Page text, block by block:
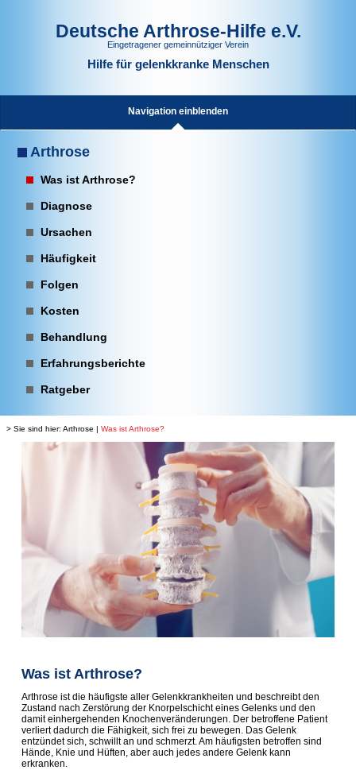
Deutsche Arthrose-Hilfe e.V.
Eingetragener gemeinnütziger Verein
Hilfe für gelenkkranke Menschen
Navigation einblenden
Arthrose
Was ist Arthrose?
Diagnose
Ursachen
Häufigkeit
Folgen
Kosten
Behandlung
Erfahrungsberichte
Ratgeber
> Sie sind hier: Arthrose | Was ist Arthrose?
Was ist Arthrose?
Arthrose ist die häufigste aller Gelenkkrankheiten und beschreibt den
Zustand nach Zerstörung der Knorpelschicht eines Gelenks und den
damit einhergehenden Knochenveränderungen. Der betroffene Patient
verliert dadurch die Fähigkeit, sich frei zu bewegen. Das Gelenk
entzündet sich, schwillt an und schmerzt. Am häufigsten betroffen sind
Hände, Knie und Hüften, aber auch jedes andere Gelenk kann
erkranken.